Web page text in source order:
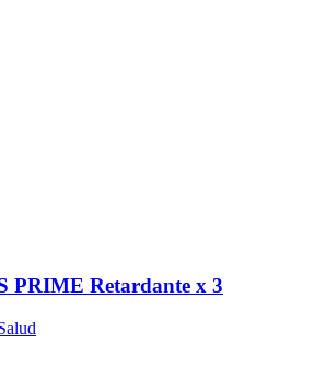
PRIME Retardante x 3